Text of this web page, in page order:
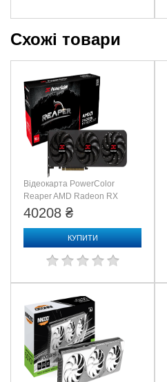
Длина видеокарты 340 мм
Требование к блоку питания:
Коннекторы: 1 x 16-pin
TDP: 300W
Минимум 750 Вт
Схожі товари
Відеокарта PowerColor
Reaper AMD Radeon RX
9070 XT 16GB GDDR6
40208 ₴
КУПИТИ